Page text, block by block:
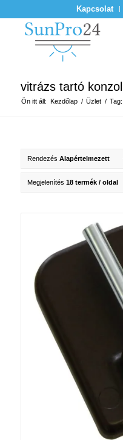
Kapcsolat
vitrázs tartó konzol
Ön itt áll: Kezdőlap / Üzlet /
Rendezés Alapértelmezett
Megjelenítés 18 termék / oldal